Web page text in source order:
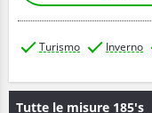
Turismo Inverno
Tutte le misure 185's